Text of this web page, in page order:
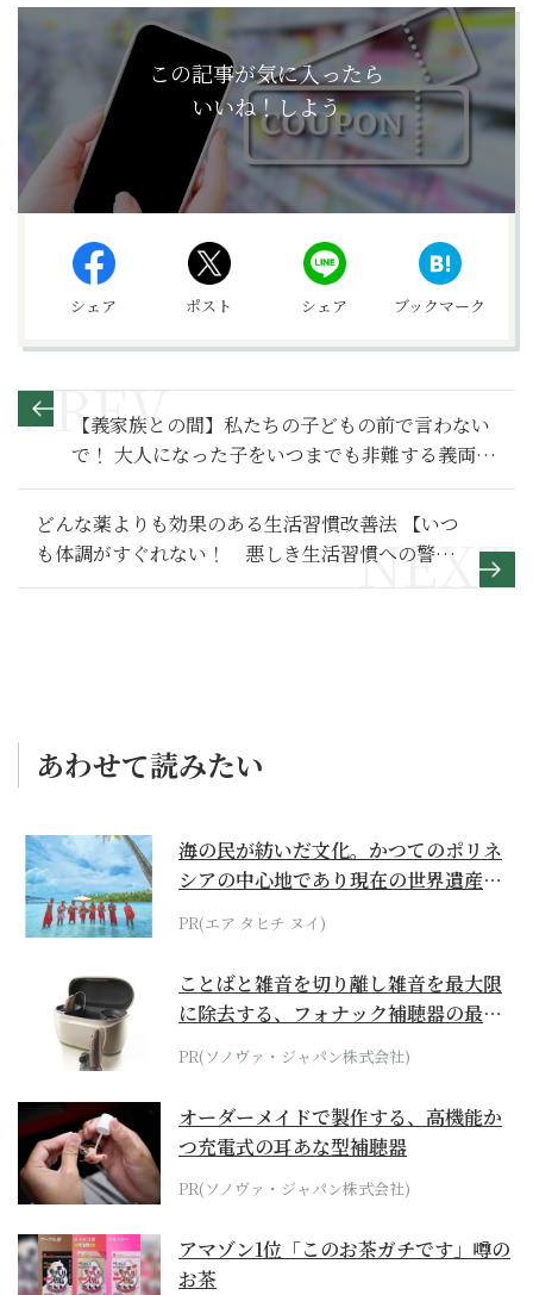
この記事が気に入ったら
いいね！しよう
シェア ポスト シェア ブックマーク
【義家族との間】私たちの子どもの前で言わない
で！ 大人になった子をいつまでも非難する義両親
～その２～
どんな薬よりも効果のある生活習慣改善法 【いつ
も体調がすぐれない！ 悪しき生活習慣への警告
3】
あわせて読みたい
海の民が紡いだ文化。かつてのポリネ
シアの中心地であり現在の世界遺産か
らみえてくる...
PR(エア タヒチ ヌイ)
ことばと雑音を切り離し雑音を最大限
に除去する、フォナック補聴器の最上
位モデル
PR(ソノヴァ・ジャパン株式会社)
オーダーメイドで製作する、高機能か
つ充電式の耳あな型補聴器
PR(ソノヴァ・ジャパン株式会社)
アマゾン1位「このお茶ガチです」噂の
お茶